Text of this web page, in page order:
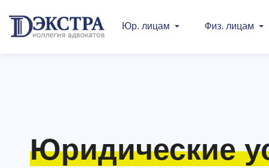
Юр. лицам Физ. лицам
Юридические